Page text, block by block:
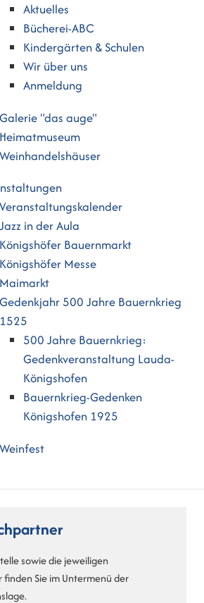
Aktuelles
Bücherei-ABC
Kindergärten & Schulen
Wir über uns
Anmeldung
Galerie "das auge"
Heimatmuseum
Weinhandelshäuser
Veranstaltungskalender
Jazz in der Aula
Königshöfer Bauernmarkt
Königshöfer Messe
Maimarkt
Gedenkjahr 500 Jahre Bauernkrieg
1525
500 Jahre Bauernkrieg:
Gedenkveranstaltung Lauda-
Königshofen
Bauernkrieg-Gedenken
Königshofen 1925
Weinfest
sowie die jeweiligen
Sie im Untermenü der